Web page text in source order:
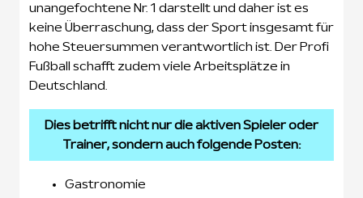
unangefochtene Nr. 1 darstellt und daher ist es
keine Überraschung, dass der Sport insgesamt für
hohe Steuersummen verantwortlich ist. Der Profi
Fußball schafft zudem viele Arbeitsplätze in
Deutschland.
Dies betrifft nicht nur die aktiven Spieler oder
Trainer, sondern auch folgende Posten:
Gastronomie